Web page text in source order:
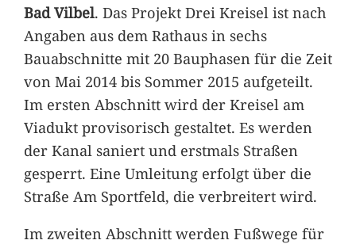
Bad Vilbel. Das Projekt Drei Kreisel ist nach
Angaben aus dem Rathaus in sechs
Bauabschnitte mit 20 Bauphasen für die Zeit
von Mai 2014 bis Sommer 2015 aufgeteilt.
Im ersten Abschnitt wird der Kreisel am
Viadukt provisorisch gestaltet. Es werden
der Kanal saniert und erstmals Straßen
gesperrt. Eine Umleitung erfolgt über die
Straße Am Sportfeld, die verbreitert wird.
Im zweiten Abschnitt werden Fußwege für